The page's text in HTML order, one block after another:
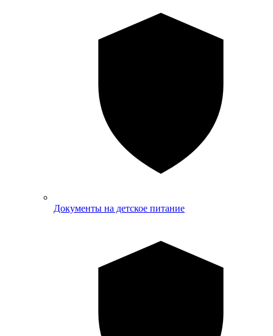
Документы на детское питание